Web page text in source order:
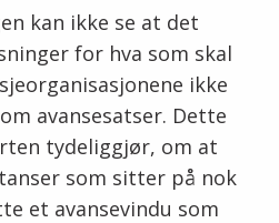
kan ikke se at det
for hva som skal
ikke
avansesatser. Dette
tydeliggjør, om at
som sitter på nok
et avansevindu som